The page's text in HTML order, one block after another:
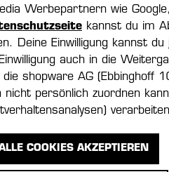
Werbepartnern wie
kannst du im
Deine Einwilligung kannst
auch in die
shopware AG (Ebbinghoff
persönlich zuordnen
COOKIES AKZEPTIEREN